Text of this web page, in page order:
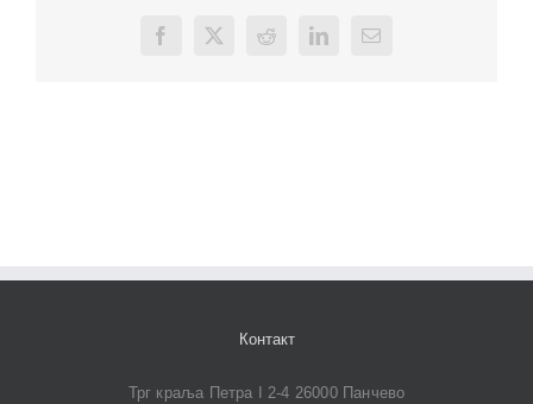
Facebook
X Reddit LinkedInEmail
Контакт
Трг краља Петра I 2-4 26000 Панчево